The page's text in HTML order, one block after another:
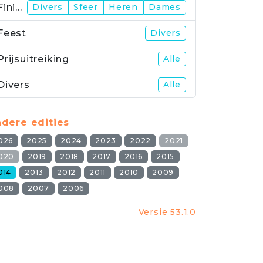
Finish Divers Sfeer Heren Dames
Divers
Alle
Alle
edities
2025 2024 2023 2022
2021
2019 2018 2017 2016
2015
2013 2012 2011 2010
2009
2007 2006
Versie 53.1.0